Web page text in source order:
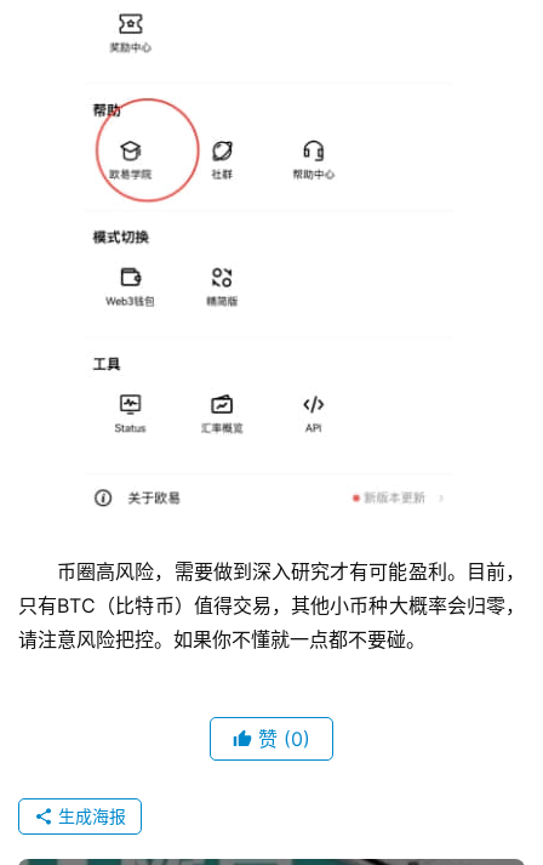
币圈高风险，需要做到深入研究才有可能盈利。目前，
只有BTC（比特币）值得交易，其他小币种大概率会归零，
请注意风险把控。如果你不懂就一点都不要碰。
赞 (0)
生成海报